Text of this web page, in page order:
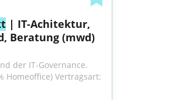
| IT-Achitektur,
Beratung (mwd)
der IT-Governance.
Homeoffice) Vertragsart: